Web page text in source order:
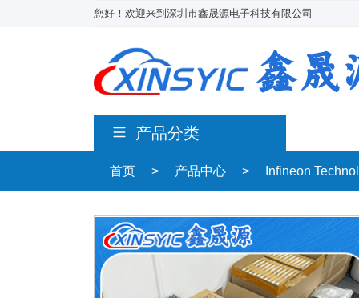
您好！欢迎来到深圳市鑫晟源电子科技有限公司
产品分类
首页 > 产品中心 > Infineon